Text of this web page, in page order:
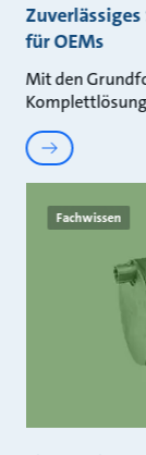
für OEMs
Mit den
Fachwissen